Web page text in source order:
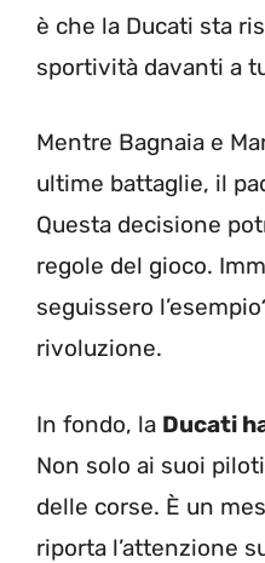
è che la Ducati sta
sportività davanti a
Mentre Bagnaia e
ultime battaglie, il
Questa decisione
regole del gioco.
seguissero
rivoluzione.
In fondo, la Ducati
Non solo ai suoi
delle corse. È un
riporta l’attenzione